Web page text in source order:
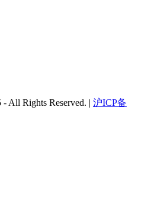
All Rights Reserved. | 沪ICP备